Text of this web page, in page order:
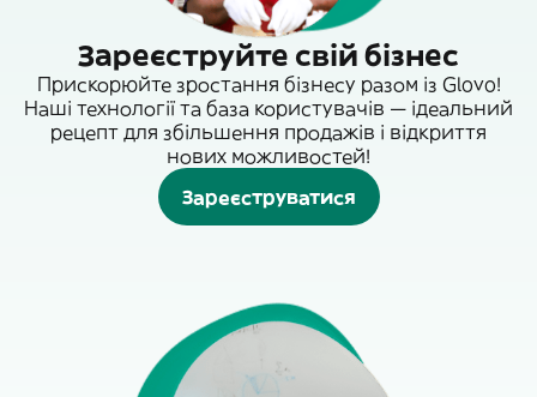
Зареєструйте свій бізнес
Прискорюйте зростання бізнесу разом із Glovo!
Наші технології та база користувачів — ідеальний
рецепт для збільшення продажів і відкриття
нових можливостей!
Зареєструватися